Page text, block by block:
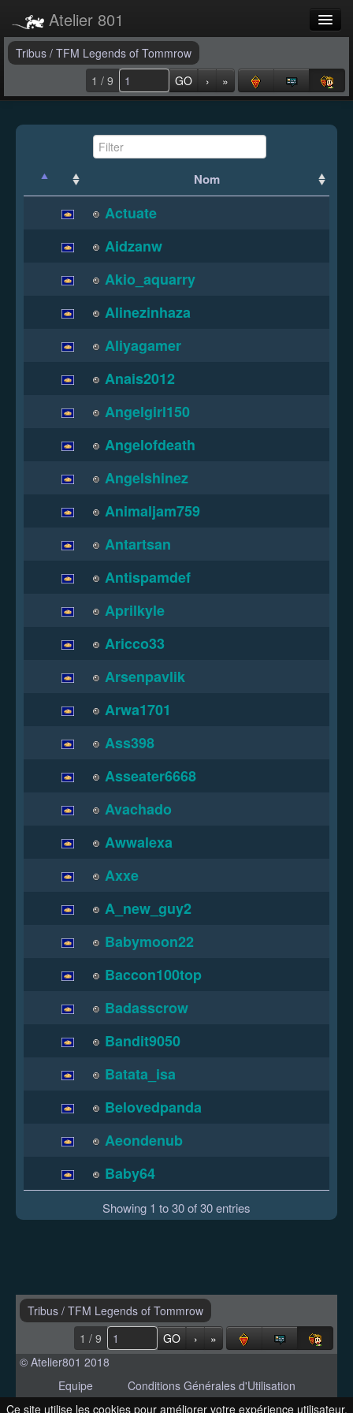
Ce site utilise les cookies pour améliorer votre expérience utilisateur.
Atelier 801
Forums
Connexion
Tribus / TFM Legends of Tommrow
1 / 9
GO › »
Nom
Actuate
Aidzanw
Akio_aquarry
Alinezinhaza
Aliyagamer
Anais2012
Angelgirl150
Angelofdeath
Angelshinez
Animaljam759
Antartsan
Antispamdef
Aprilkyle
Aricco33
Arsenpavlik
Arwa1701
Ass398
Asseater6668
Avachado
Awwalexa
Axxe
A_new_guy2
Babymoon22
Baccon100top
Badasscrow
Bandit9050
Batata_isa
Belovedpanda
Aeondenub
Baby64
Showing 1 to 30 of 30 entries
Tribus / TFM Legends of Tommrow
1 / 9
GO ›
»
© Atelier801 2018
Equipe
Conditions Générales d'Utilisation
Politique de Confidentialité
Contact